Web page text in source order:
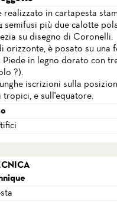
in cartapesta
semifusi più due calotte
su disegno di Coronelli.
orizzonte, è posato su una
Piede in legno dorato con
?).
iscrizioni sulla
tropici, e sull'equatore.